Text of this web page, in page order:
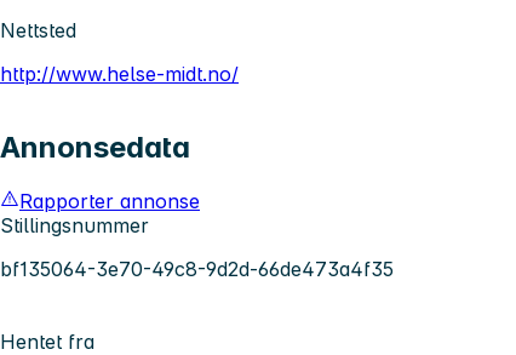
Nettsted
http://www.helse-midt.no/
Annonsedata
Rapporter annonse
Stillingsnummer
bf135064-3e70-49c8-9d2d-66de473a4f35
Hentet fra